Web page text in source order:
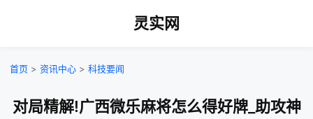
灵实网
首页 > 资讯中心 > 科技要闻
对局精解!广西微乐麻将怎么得好牌_助攻神